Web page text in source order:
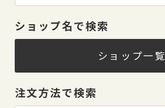
ショップ名で検索
ショップ一覧
注文方法で検索